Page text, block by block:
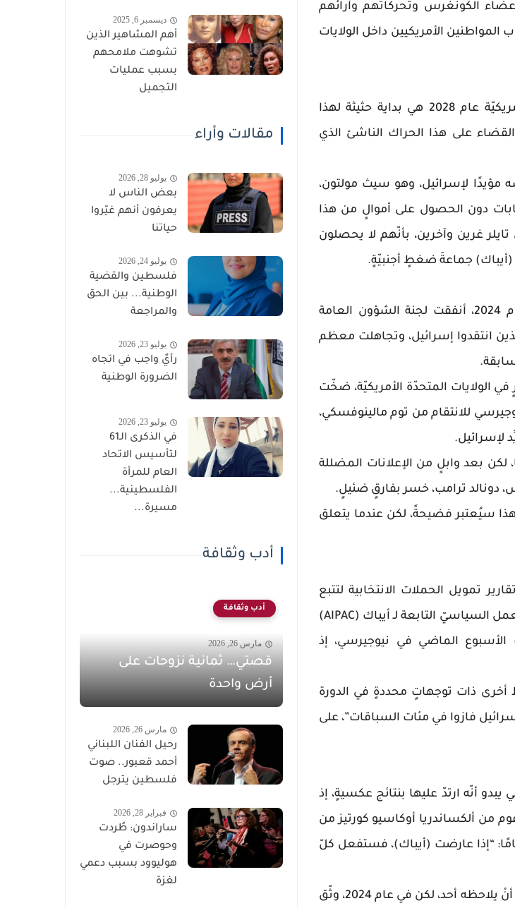
الكونغرس وتحركاتهم وآرائهم
الأمريكيين داخل الولايات
وربّما تكون انتخابات التجديد النصفي في 2026 وانتخابات الرئاسة الأمريكيّة عام 2028 هي بداية حثيثة لهذا
القضاء على هذا الحراك الناشئ الذي
لإسرائيل، وهو سيث مولتون،
دون الحصول على أموالٍ من هذا
غرين وآخرين، بأنّهم لا يحصلون
جماعةَ ضغطٍ أجنبيّةٍ.
إلى ذلك، نشر موقع (ذا انترسبت) الأمريكيّ تقريرًا جاء فيه أنّه في عام 2024، أنفقت لجنة الشؤون العامة
انتقدوا إسرائيل، وتجاهلت معظم
في الولايات المتحدّة الأمريكيّة، ضخّت
فرعيّةٍ في نيوجيرسي للانتقام من توم مالينوفسكي،
لإسرائيل.
بعد وابلٍ من الإعلانات المضللة
دونالد ترامب، خسر بفارقٍ ضئيلٍ.
سيُعتبر فضيحةً، لكن عندما يتعلق
تمويل الحملات الانتخابية لتتبع
الأموال وكشف نفوذ (إيباك) المُفسد على سياستنا”، لافتًا إلى أنّ لجنة العمل السياسيّ التابعة لـ أيباك (AIPAC)
الأسبوع الماضي في نيوجيرسي، إذ
أخرى ذات توجهاتٍ محددةٍ في الدورة
الفضل في دعم 361 مرشحًا مؤيدًا لإسرائيل فازوا في مئات السباقات”، على
أنّه ارتدّ عليها بنتائج عكسيةٍ، إذ
من ألكساندريا أوكاسيو كورتيز من
“إذا عارضت (أيباك)، فستفعل كلّ
وأردف: “لولا موقع (ذا إنترسبت)، لكان جزء كبير من هذا الإنفاق قد مرّ دون أنْ يلاحظه أحد، لكن في عام 2024، وثّق
ديسمبر 6, 2025
أهم المشاهير الذين
تشوهت ملامحهم
بسبب عمليات
التجميل
مقالات وأراء
يوليو 28, 2026
بعض الناس لا
يعرفون أنهم غيّروا
حياتنا
يوليو 24, 2026
فلسطين والقضية
الوطنية... بين الحق
والمراجعة
يوليو 23, 2026
رأيٌ واجب في اتجاه
الضرورة الوطنية
يوليو 23, 2026
في الذكرى الـ61
لتأسيس الاتحاد
العام للمرأة
الفلسطينية...
مسيرة...
أدب وثقافة
أدب وثقافة
مارس 26, 2026
قصتي… ثمانية نزوحات على
أرض واحدة
مارس 26, 2026
رحيل الفنان اللبناني
أحمد قعبور.. صوت
فلسطين يترجل
فبراير 28, 2026
ساراندون: طُردت
وحوصرت في
هوليوود بسبب دعمي
لغزة